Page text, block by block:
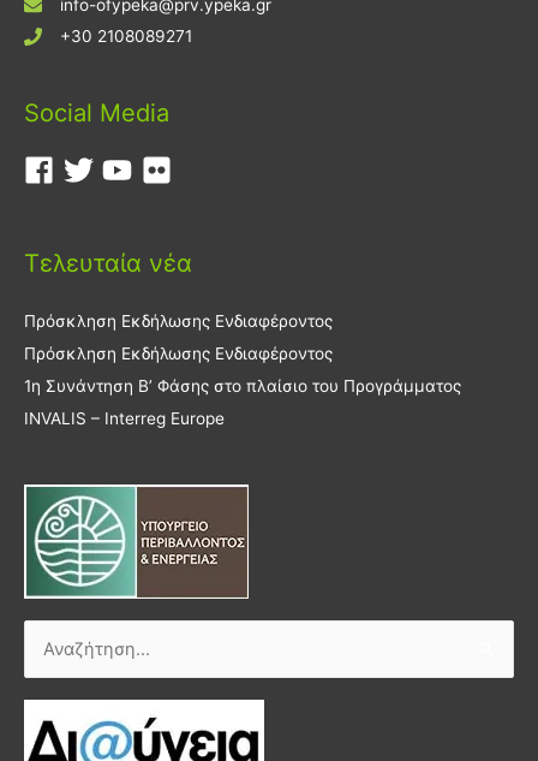
info-ofypeka@prv.ypeka.gr
+30 2108089271
Social Media
Τελευταία νέα
Πρόσκληση Εκδήλωσης Ενδιαφέροντος
Πρόσκληση Εκδήλωσης Ενδιαφέροντος
1η Συνάντηση Β’ Φάσης στο πλαίσιο του Προγράμματος
INVALIS – Interreg Europe
Αναζήτηση